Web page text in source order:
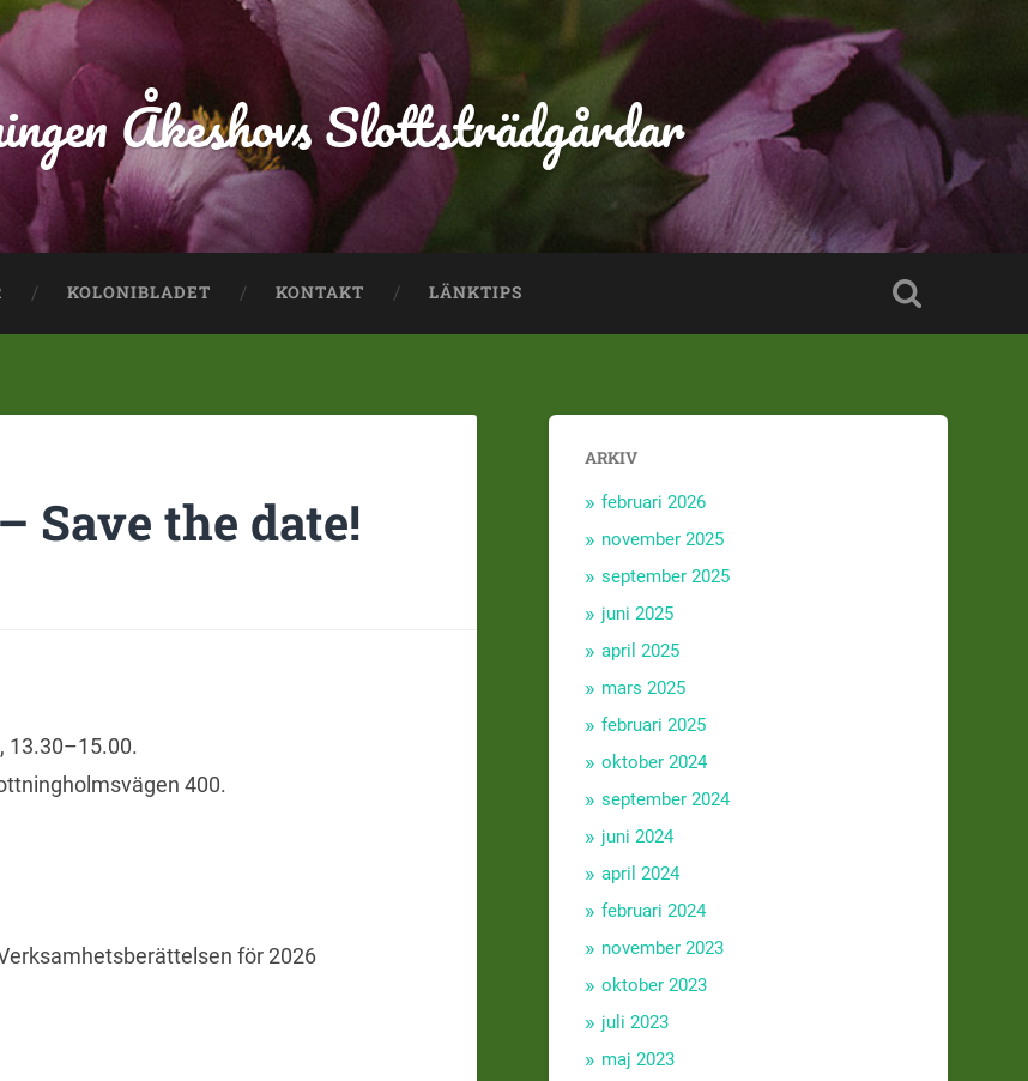
Åkeshovs Slottsträdgårdar
KOLONIBLADET KONTAKT LÄNKTIPS
Save the date!
13.30–15.00.
400.
för 2026
ARKIV
februari 2026
november 2025
september 2025
juni 2025
april 2025
mars 2025
februari 2025
oktober 2024
september 2024
juni 2024
april 2024
februari 2024
november 2023
oktober 2023
juli 2023
maj 2023